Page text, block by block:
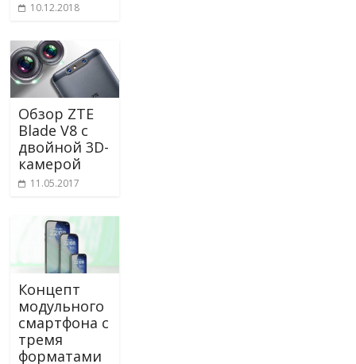
10.12.2018
Обзор ZTE
Blade V8 с
двойной 3D-
камерой
11.05.2017
Концепт
модульного
смартфона с
тремя
форматами